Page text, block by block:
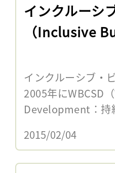
インクルーシ
（Inclusive
インクルーシブ・
2005年にWBCSD
Development：持
2015/02/04